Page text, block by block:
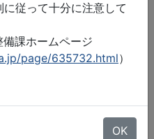
従って十分に注意して
課ホームページ
page/635732.html）
OK
地図データ©2026 ZENRIN